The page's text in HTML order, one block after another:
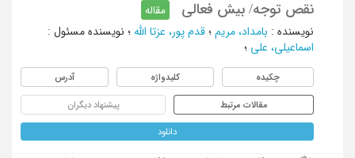
نقص توجه/ بیش فعالی
مقاله
نویسنده : بامداد، مریم ؛ قدم پور، عزتا الله ؛ نویسنده مسئول :
اسماعیلی، علی ؛
چکیده کلیدواژه آدرس
مقالات مرتبط پیشنهاد دیگران
دانلود